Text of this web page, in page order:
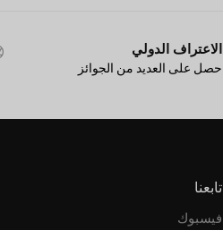
الاعتراف الدولي
حصل على العديد من الجوائز
تابعنا
فيسبوك